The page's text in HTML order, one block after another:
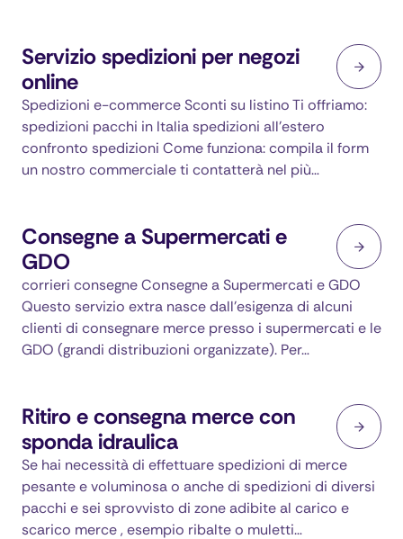
Servizio spedizioni per negozi
online
Spedizioni e-commerce Sconti su listino Ti offriamo:
spedizioni pacchi in Italia spedizioni all'estero
confronto spedizioni Come funziona: compila il form
un nostro commerciale ti contatterà nel più…
Consegne a Supermercati e
GDO
corrieri consegne Consegne a Supermercati e GDO
Questo servizio extra nasce dall’esigenza di alcuni
clienti di consegnare merce presso i supermercati e le
GDO (grandi distribuzioni organizzate). Per…
Ritiro e consegna merce con
sponda idraulica
Se hai necessità di effettuare spedizioni di merce
pesante e voluminosa o anche di spedizioni di diversi
pacchi e sei sprovvisto di zone adibite al carico e
scarico merce , esempio ribalte o muletti…